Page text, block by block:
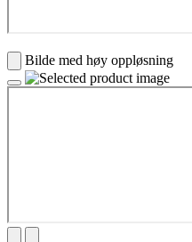
Bilde med høy oppløsning